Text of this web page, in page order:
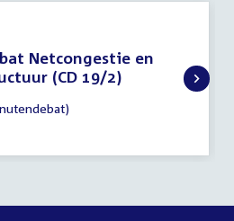
Netcongestie en
(CD 19/2)